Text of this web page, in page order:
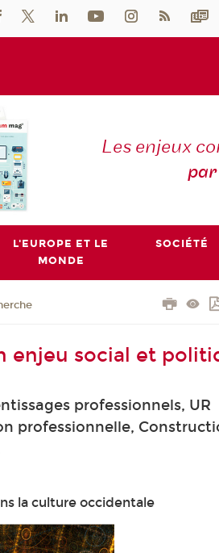
Les enjeux
L'EUROPE ET LE
MONDE
SOCIÉTÉ
enjeu social et
professionnels, UR
professionnelle,
la culture occidentale